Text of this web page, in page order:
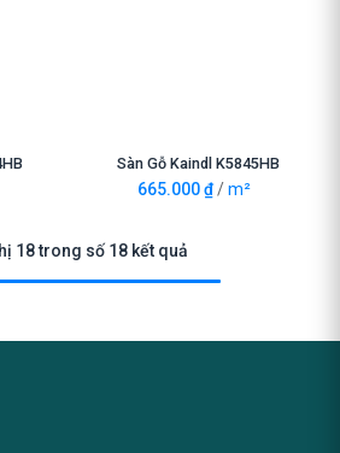
Sàn Gỗ Kaindl K5845HB
665.000₫ /m²
18 trong số 18 kết quả